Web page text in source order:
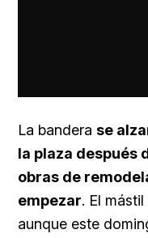
La bandera se
la plaza después
obras de
empezar. El
aunque este